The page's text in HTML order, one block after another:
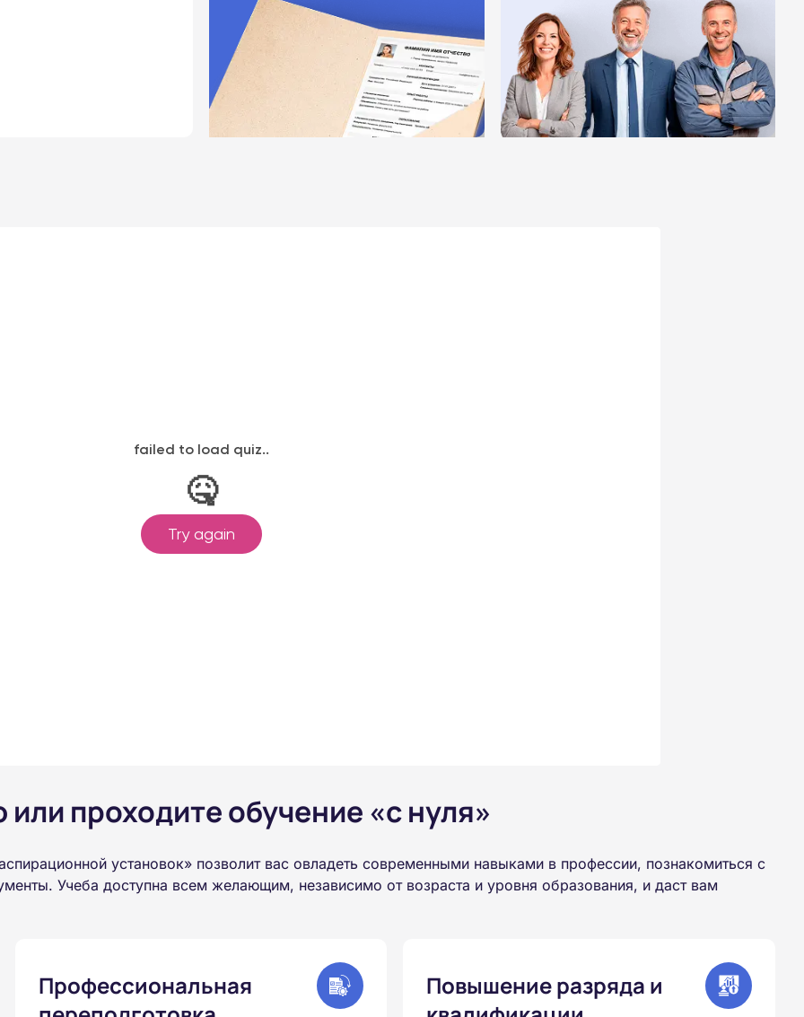
проходите обучение «с нуля»
установок» позволит вас овладеть современными навыками в профессии, познакомиться с
Учеба доступна всем желающим, независимо от возраста и уровня образования, и даст вам
Профессиональная
Повышение разряда и